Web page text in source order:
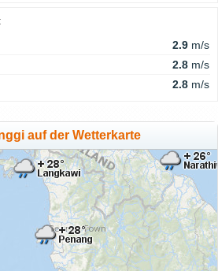
2.9 m/s
2.8 m/s
2.8 m/s
auf der Wetterkarte